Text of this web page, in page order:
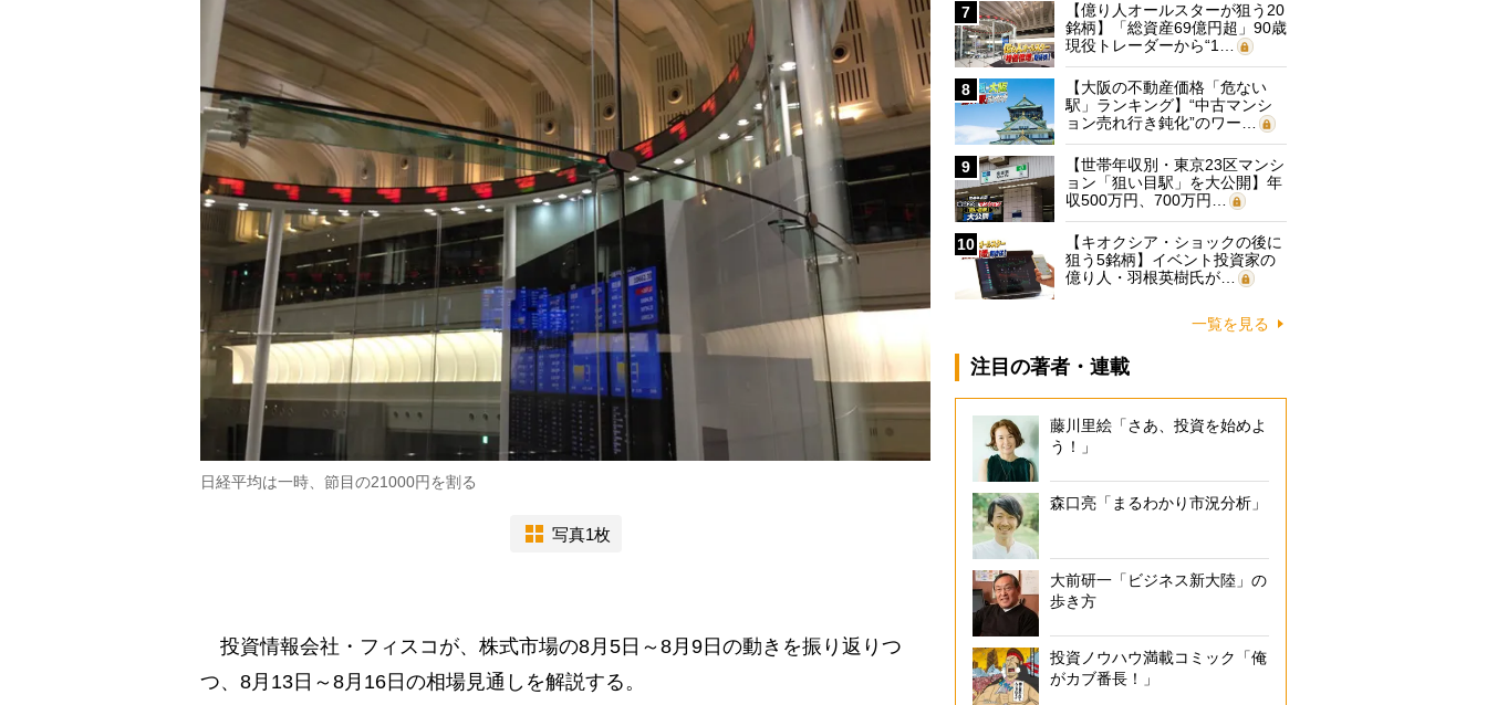
日経平均は一時、節目の21000円を割る
写真1枚
投資情報会社・フィスコが、株式市場の8月5日～8月9日の動きを振り返りつ
つ、8月13日～8月16日の相場見通しを解説する。
7
【億り人オールスターが狙う20
銘柄】「総資産69億円超」90歳
現役トレーダーから“1…
8
【大阪の不動産価格「危ない
駅」ランキング】“中古マンシ
ョン売れ行き鈍化”のワー…
9
【世帯年収別・東京23区マンシ
ョン「狙い目駅」を大公開】年
収500万円、700万円…
10
【キオクシア・ショックの後に
狙う5銘柄】イベント投資家の
億り人・羽根英樹氏が…
一覧を見る
注目の著者・連載
藤川里絵「さあ、投資を始めよ
う！」
森口亮「まるわかり市況分析」
大前研一「ビジネス新大陸」の
歩き方
投資ノウハウ満載コミック「俺
がカブ番長！」